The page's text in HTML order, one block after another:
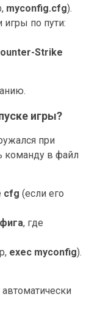
myconfig.cfg).
игры по пути:
Strike
игры?
при
команду в файл
cfg (если его
, где
exec myconfig).